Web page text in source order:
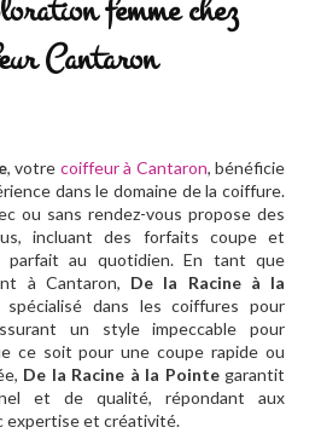
femme chez
Cantaron
, votre coiffeur à Cantaron, bénéficie
dans le domaine de la coiffure.
ou sans rendez-vous propose des
incluant des forfaits coupe et
parfait au quotidien. En tant que
à Cantaron, De la Racine à la
dans les coiffures pour
un style impeccable pour
ce soit pour une coupe rapide ou
De la Racine à la Pointegarantit
et de qualité, répondant aux
expertise et créativité.